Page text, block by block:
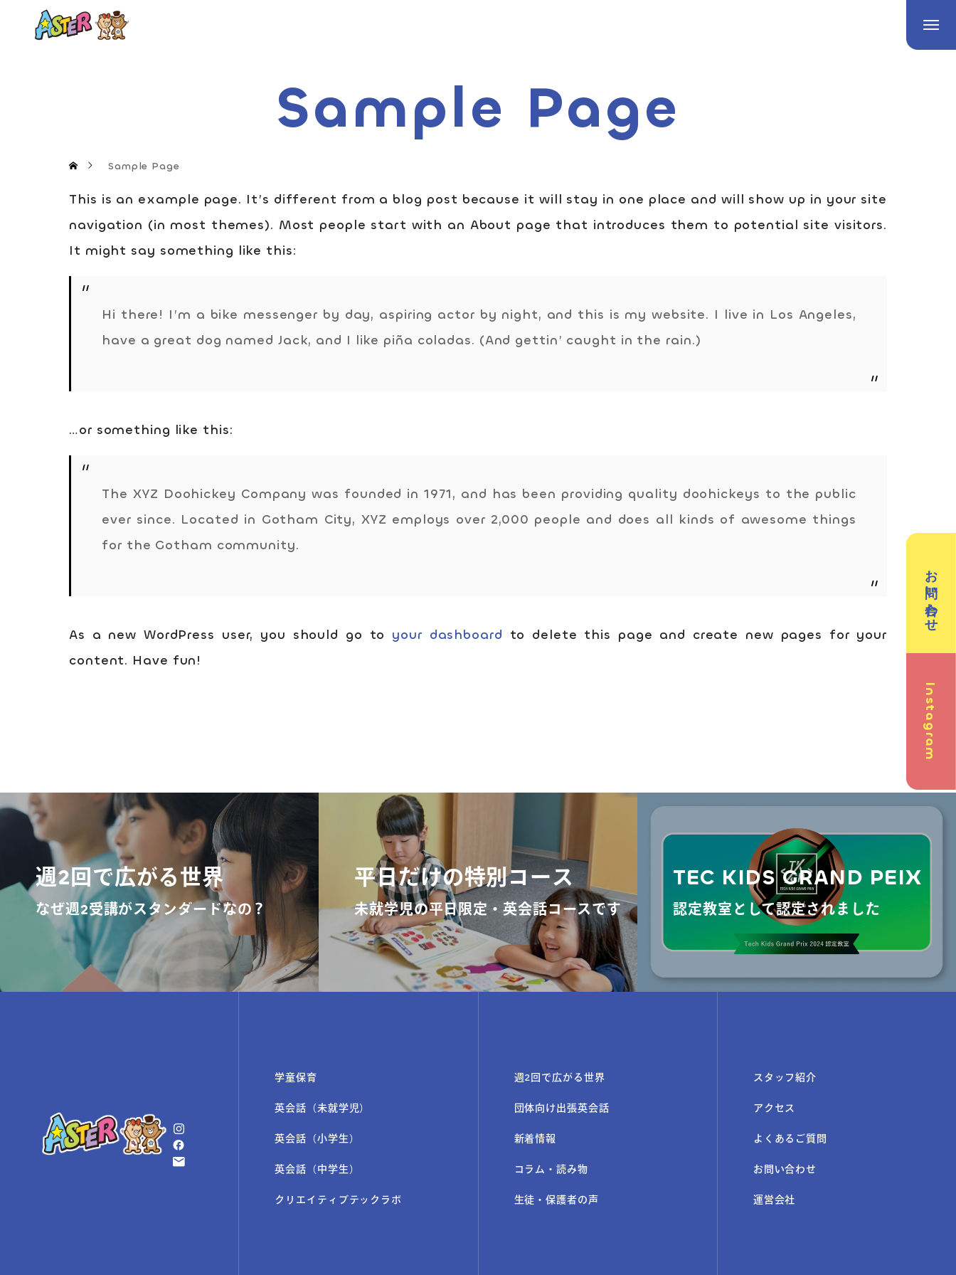
コース案内
生徒・保護者の声
お問い合わせ
団体向け出張英会話
新着情報
お問い合わせ
Instagram
Sample Page
Sample Page
This is an example page. It’s different from a blog post because it will stay in one place and will show up in your site
navigation (in most themes). Most people start with an About page that introduces them to potential site visitors.
It might say something like this:
Hi there! I’m a bike messenger by day, aspiring actor by night, and this is my website. I live in Los Angeles,
have a great dog named Jack, and I like piña coladas. (And gettin’ caught in the rain.)
…or something like this:
The XYZ Doohickey Company was founded in 1971, and has been providing quality doohickeys to the public
ever since. Located in Gotham City, XYZ employs over 2,000 people and does all kinds of awesome things
for the Gotham community.
As a new WordPress user, you should go to your dashboard to delete this page and create new pages for your
content. Have fun!
週2回で広がる世界
なぜ週2受講がスタンダードなの？
平日だけの特別コース
未就学児の平日限定・英会話コースです
TEC KIDS GRAND PEIX
認定教室として認定されました
学童保育
英会話（未就学児）
英会話（小学生）
英会話（中学生）
クリエイティブテックラボ
週2回で広がる世界
団体向け出張英会話
新着情報
コラム・読み物
生徒・保護者の声
スタッフ紹介
アクセス
よくあるご質問
お問い合わせ
運営会社